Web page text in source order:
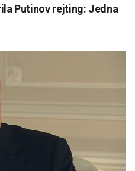
Putinov rejting: Jedna